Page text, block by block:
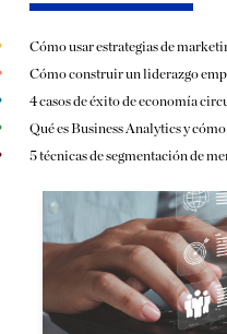
Cómo usar estrategias de
Cómo construir un liderazgo
4 casos de éxito de economía
Qué es Business Analytics y
5 técnicas de segmentación de